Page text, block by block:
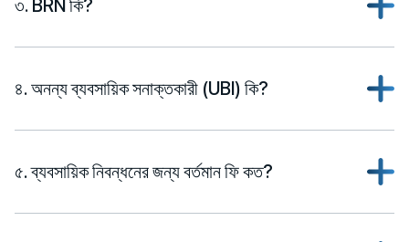
৩. BRN কি?
৪. অনন্য ব্যবসায়িক সনাক্তকারী (UBI) কি?
৫. ব্যবসায়িক নিবন্ধনের জন্য বর্তমান ফি কত?